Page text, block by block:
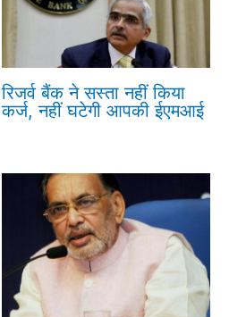
रिजर्व बैंक ने सस्ता नहीं किया
कर्ज, नहीं घटेगी आपकी ईएमआई